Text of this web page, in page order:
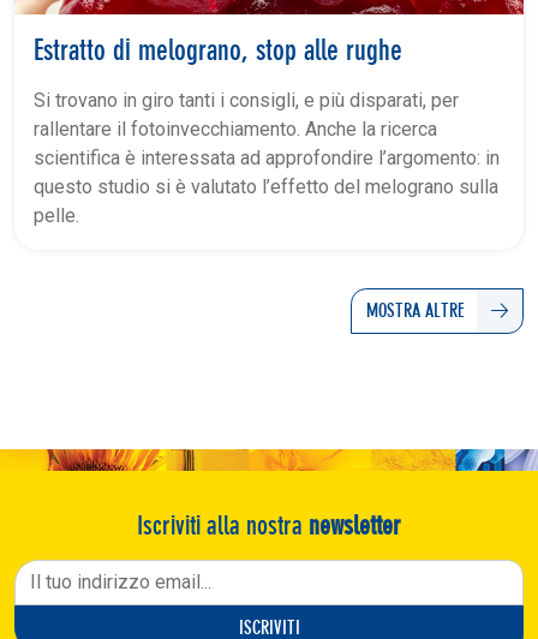
Estratto di melograno, stop alle rughe
Si trovano in giro tanti i consigli, e più disparati, per
rallentare il fotoinvecchiamento. Anche la ricerca
scientifica è interessata ad approfondire l’argomento: in
questo studio si è valutato l’effetto del melograno sulla
pelle.
MOSTRA ALTRE
Iscriviti alla nostra newsletter
ISCRIVITI